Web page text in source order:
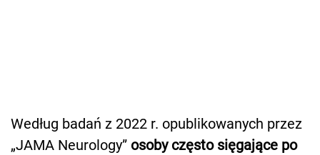
Według badań z 2022 r. opublikowanych przez
„JAMA Neurology” osoby często sięgające po